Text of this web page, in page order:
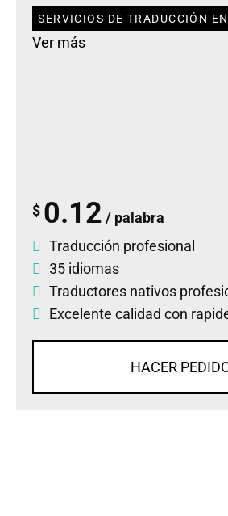
SERVICIOS DE TRADUCCIÓN
Ver más
$ 0.12 / palabra
Traducción profesional
35 idiomas
Traductores nativos
Excelente calidad con
HACER